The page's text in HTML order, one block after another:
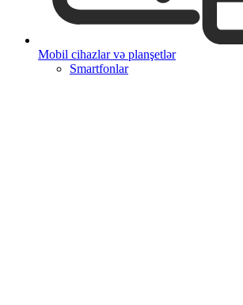
Mobil cihazlar və planşetlər
Smartfonlar